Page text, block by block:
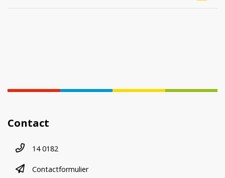
Contact
Telefoonnummer
14 0182
contactformulier
Contactformulier